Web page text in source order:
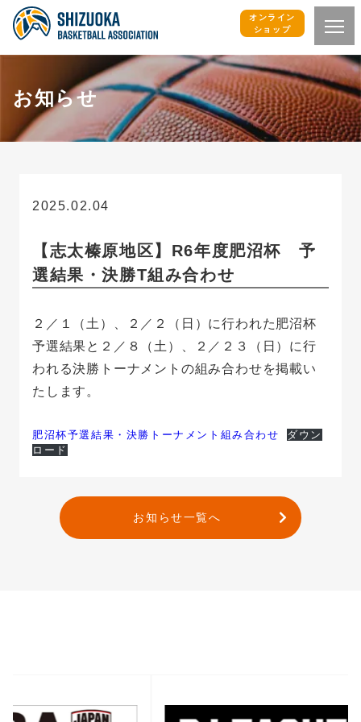
オンライン
ショップ
お知らせ
2025.02.04
【志太榛原地区】R6年度肥沼杯 予
選結果・決勝T組み合わせ
２／１（土）、２／２（日）に行われた肥沼杯
予選結果と２／８（土）、２／２３（日）に行
われる決勝トーナメントの組み合わせを掲載い
たします。
肥沼杯予選結果・決勝トーナメント組み合わせ
ダウン
ロード
お知らせ一覧へ